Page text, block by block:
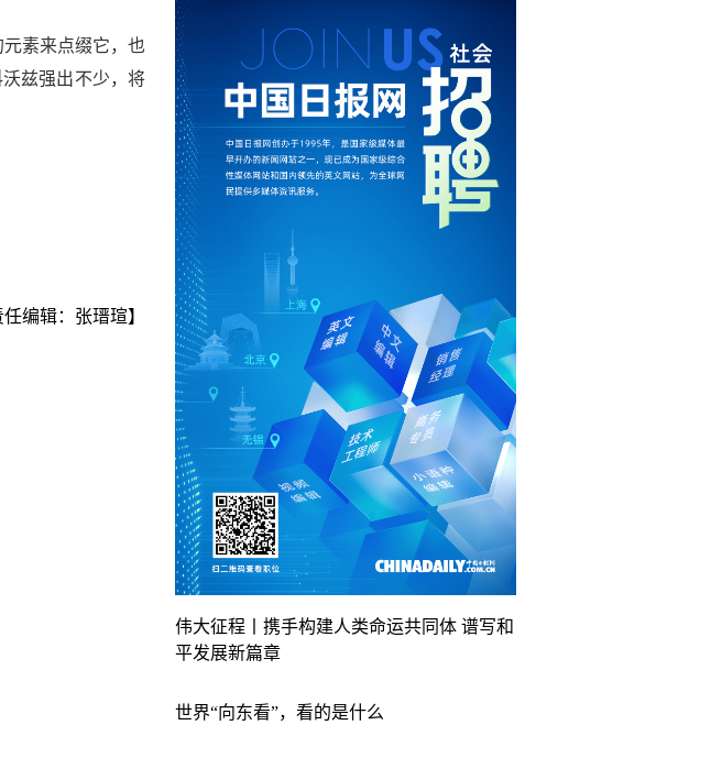
素来点缀它，也
兹强出不少，将
任编辑：张瑨瑄】
伟大征程丨携手构建人类命运共同体 谱写和
平发展新篇章
世界“向东看”，看的是什么